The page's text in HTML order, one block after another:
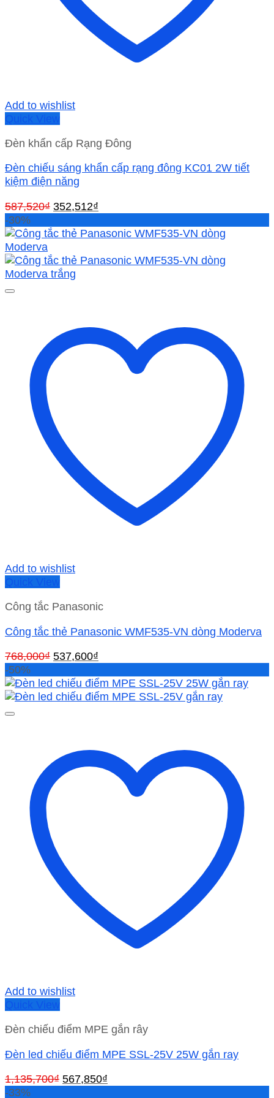
Add to wishlist
Quick View
Đèn khẩn cấp Rạng Đông
Đèn chiếu sáng khẩn cấp rạng đông KC01 2W tiết
kiệm điện năng
587,520₫ Giá
là:
352,512₫
tại
352,512₫.
-30%
Add to wishlist
Quick View
Công tắc Panasonic
Công tắc thẻ Panasonic WMF535-VN dòng Moderva
768,000₫ Giá
là:
768,000₫.
537,600₫
tại
là:
-50%
Add to wishlist
Quick View
Đèn chiếu điểm MPE gắn rây
Đèn led chiếu điểm MPE SSL-25V 25W gắn ray
1,135,700₫ Giá
567,850₫
-33%